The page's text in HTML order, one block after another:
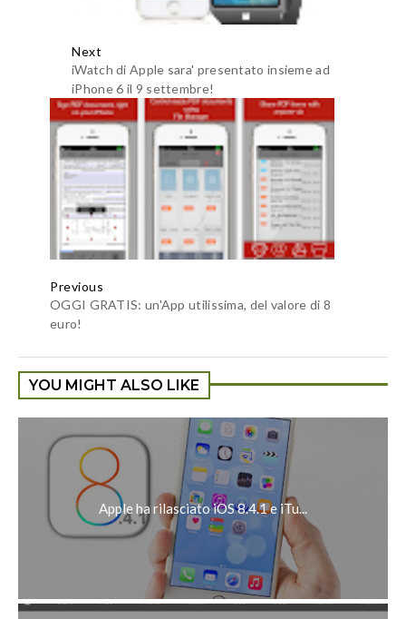
Next
iWatch di Apple sara' presentato insieme ad
iPhone 6 il 9 settembre!
Previous
OGGI GRATIS: un'App utilissima, del valore di 8
euro!
YOU MIGHT ALSO LIKE
Apple ha rilasciato iOS 8.4.1 e iTu...